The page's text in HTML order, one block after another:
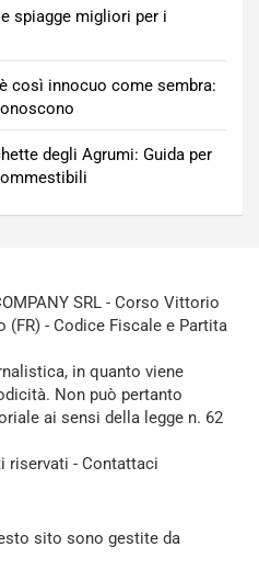
spiagge migliori per i
così innocuo come sembra:
degli Agrumi: Guida per
SRL - Corso Vittorio
(FR) - Codice Fiscale e Partita
in quanto viene
Non può pertanto
ai sensi della legge n. 62
riservati - Contattaci
sito sono gestite da